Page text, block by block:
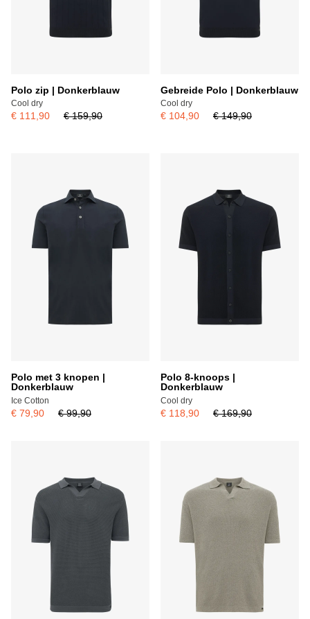
Polo zip | Donkerblauw
Cool dry
€ 111,90 € 159,90
Gebreide Polo | Donkerblauw
Cool dry
€ 104,90 € 149,90
Polo met 3 knopen |
Donkerblauw
Ice Cotton
€ 79,90 € 99,90
Polo 8-knoops |
Donkerblauw
Cool dry
€ 118,90 € 169,90